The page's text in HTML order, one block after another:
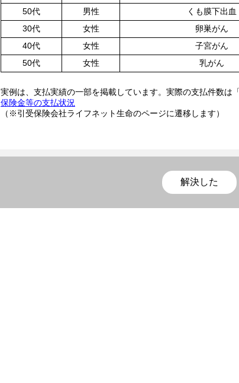
50代
男性 くも膜下出血
30代
女性 卵巣がん
40代
女性 子宮がん
50代
女性 乳がん
実例は、支払実績の一部を掲載しています。実際の支払件数は
保険金等の支払状況
（※引受保険会社ライフネット生命のページに遷移します）
解決した